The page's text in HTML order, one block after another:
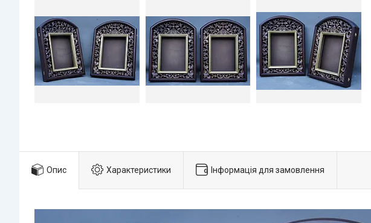
Опис Характеристики Інформація для замовлення